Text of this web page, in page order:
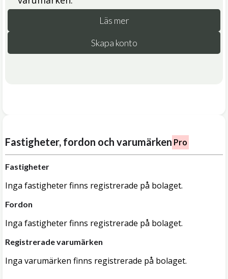
Läs mer
Skapa konto
Fastigheter, fordon och varumärken Pro
Fastigheter
Inga fastigheter finns registrerade på bolaget.
Fordon
Inga fastigheter finns registrerade på bolaget.
Registrerade varumärken
Inga varumärken finns registrerade på bolaget.